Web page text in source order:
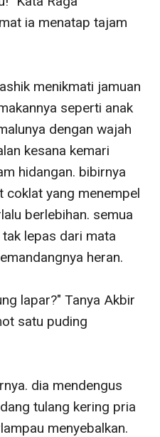
ia menatap tajam
menikmati jamuan
seperti anak
dengan wajah
kesana kemari
hidangan. bibirnya
coklat yang menempel
berlebihan. semua
lepas dari mata
heran.
lapar?" Tanya Akbir
satu puding
dia mendengus
tulang kering pria
menyebalkan.